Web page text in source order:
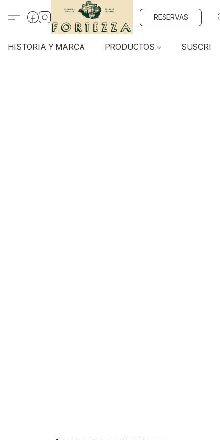
RESERVAS
HISTORIA Y MARCA PRODUCTOS